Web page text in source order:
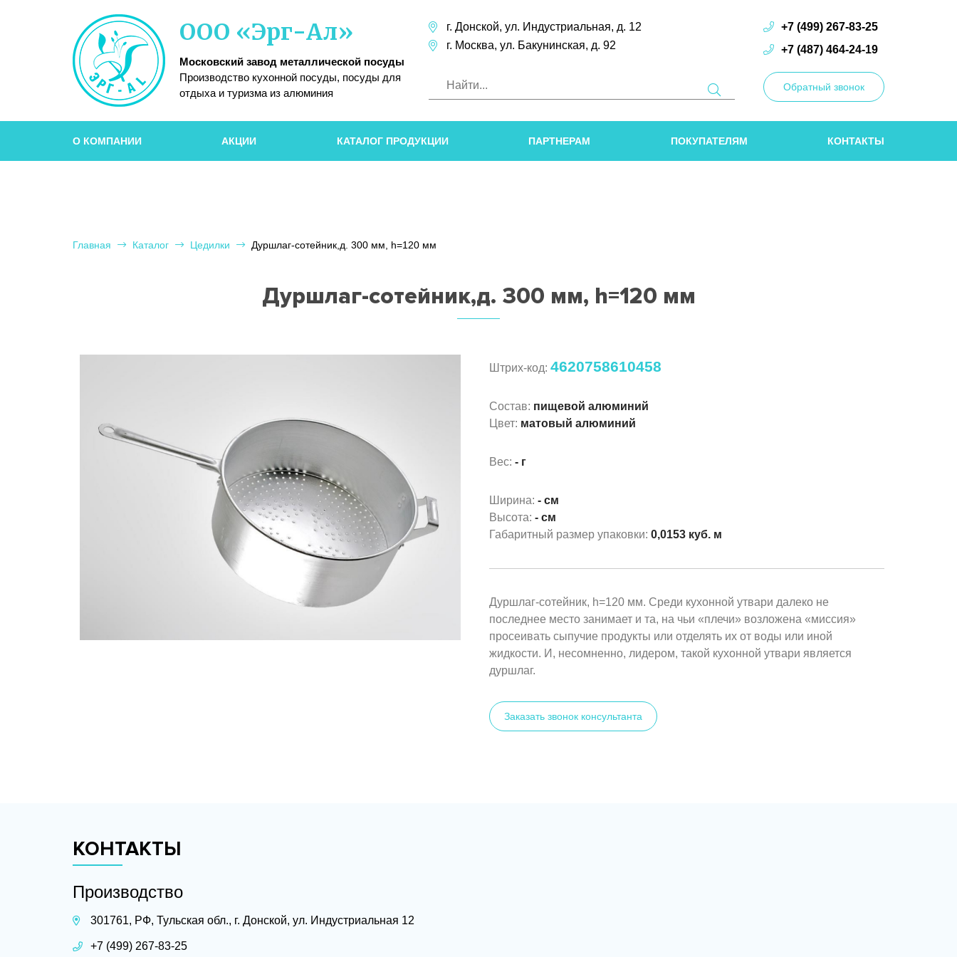
завод
металлической
ООО «Эрг-Ал»
Московский завод металлической посуды
Производство кухонной посуды, посуды для
отдыха и туризма из алюминия
г. Донской, ул. Индустриальная, д. 12
г. Москва, ул. Бакунинская, д. 92
+7 (499) 267-83-25
+7 (487) 464-24-19
Обратный звонок
О КОМПАНИИ АКЦИИ КАТАЛОГ ПРОДУКЦИИ ПАРТНЕРАМ ПОКУПАТЕЛЯМ КОНТАКТЫ
Главная Каталог Цедилки Дуршлаг-сотейник,д. 300 мм, h=120 мм
Дуршлаг-сотейник,д. 300 мм, h=120 мм
Штрих-код: 4620758610458
Состав: пищевой алюминий
Цвет: матовый алюминий
Вес: - г
Ширина: - см
Высота: - см
Габаритный размер упаковки: 0,0153 куб. м
Дуршлаг-сотейник, h=120 мм. Среди кухонной утвари далеко не
последнее место занимает и та, на чьи «плечи» возложена «миссия»
просеивать сыпучие продукты или отделять их от воды или иной
жидкости. И, несомненно, лидером, такой кухонной утвари является
дуршлаг.
Заказать звонок консультанта
КОНТАКТЫ
Производство
301761, РФ, Тульская обл., г. Донской, ул. Индустриальная 12
+7 (499) 267-83-25